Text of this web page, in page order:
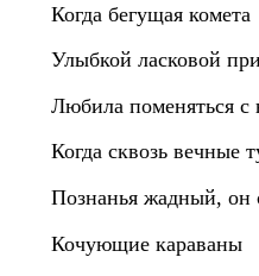
Когда бегущая комета
Улыбкой ласковой
Любила поменяться с
Когда сквозь вечные
Познанья жадный, он
Кочующие караваны